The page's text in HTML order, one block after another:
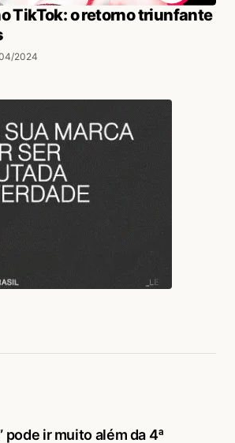
TikTok: o retorno triunfante
2024
pode ir muito além da 4ª